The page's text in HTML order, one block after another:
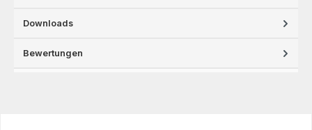
Downloads
Bewertungen